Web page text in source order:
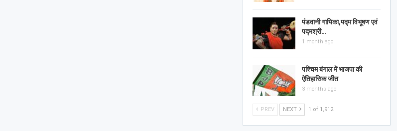
पंडवानी गायिका,पद्म विभूषण एवं
पद्मश्री…
1 month ago
पश्चिम बंगाल में भाजपा की
ऐतिहासिक जीत
3 months ago
PREV NEXT 1 of 1,912